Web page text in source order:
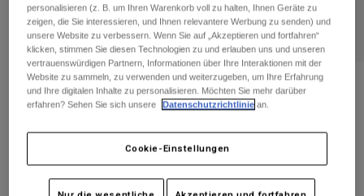
Protektoren
Brillen
Socken
Ersatzteile
Brillen
Socken
Taschen & Zubehör
Hoodies und Pullover
Jacken
Hosen
Shirts
Alle anzeigen
Kinder
Helme
Jerseys
Hosen
Stiefel
Brillen
ABSPIELEN
Helm Crossframe Pro
€ 199,99
personalisieren (z. B. um Ihren Warenkorb voll zu halten, Ihnen Geräte zu
zeigen, die Sie interessieren, und Ihnen relevantere Werbung zu senden) und
unsere Website zu verbessern. Wenn Sie auf „Akzeptieren und fortfahren“
klicken, stimmen Sie diesen Technologien zu und erlauben uns und unseren
vertrauenswürdigen Partnern, Informationen über Ihre Interaktionen mit der
Website zu sammeln, zu verwenden und weiterzugeben, um Ihre Erfahrung
und Ihre digitalen Inhalte zu personalisieren. Möchten Sie mehr darüber
erfahren? Sehen Sie sich unsere
Datenschutzrichtlinie an.
Cookie-Einstellungen